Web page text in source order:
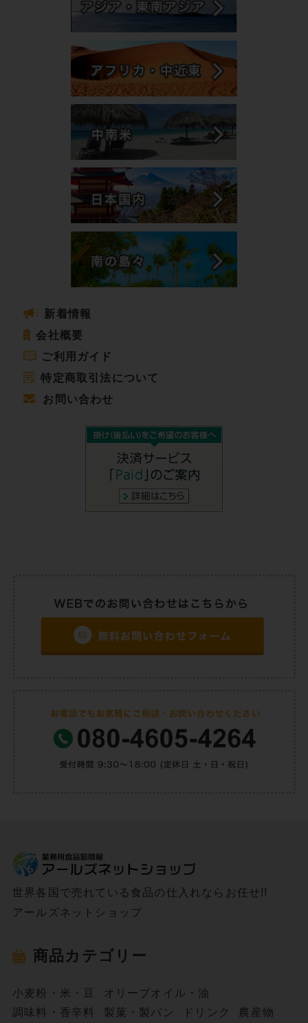
新着情報
会社概要
ご利用ガイド
特定商取引法について
お問い合わせ
世界各国で売れている食品の仕入れならお任せ!!
アールズネットショップ
商品カテゴリー
小麦粉・米・豆
オリーブオイル・油
調味料・香辛料
製菓・製パン ドリンク 農産物